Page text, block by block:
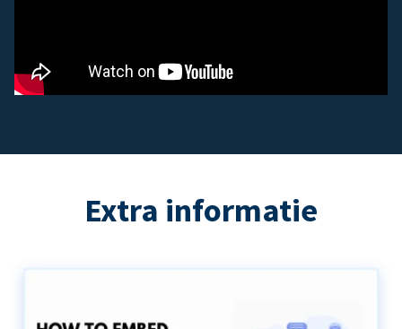
Extra informatie